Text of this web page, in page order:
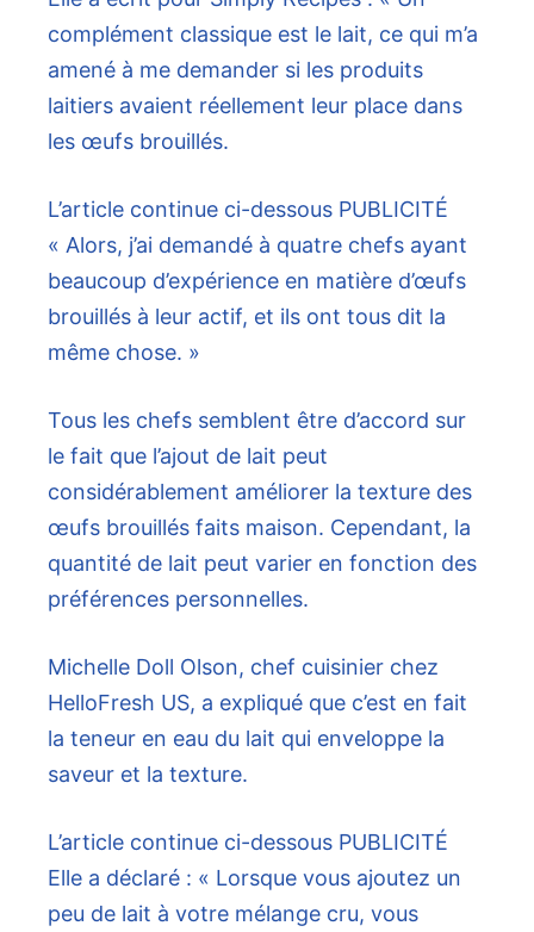
complément classique est le lait, ce qui m’a
amené à me demander si les produits
laitiers avaient réellement leur place dans
les œufs brouillés.
L’article continue ci-dessous PUBLICITÉ
« Alors, j’ai demandé à quatre chefs ayant
beaucoup d’expérience en matière d’œufs
brouillés à leur actif, et ils ont tous dit la
même chose. »
Tous les chefs semblent être d’accord sur
le fait que l’ajout de lait peut
considérablement améliorer la texture des
œufs brouillés faits maison. Cependant, la
quantité de lait peut varier en fonction des
préférences personnelles.
Michelle Doll Olson, chef cuisinier chez
HelloFresh US, a expliqué que c’est en fait
la teneur en eau du lait qui enveloppe la
saveur et la texture.
L’article continue ci-dessous PUBLICITÉ
Elle a déclaré : « Lorsque vous ajoutez un
peu de lait à votre mélange cru, vous